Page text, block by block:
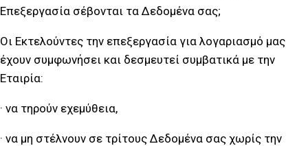
Επεξεργασία σέβονται τα Δεδομένα σας;
Οι Εκτελούντες την επεξεργασία για λογαριασμό μας
έχουν συμφωνήσει και δεσμευτεί συμβατικά με την
Εταιρία:
· να τηρούν εχεμύθεια,
· να μη στέλνουν σε τρίτους Δεδομένα σας χωρίς την